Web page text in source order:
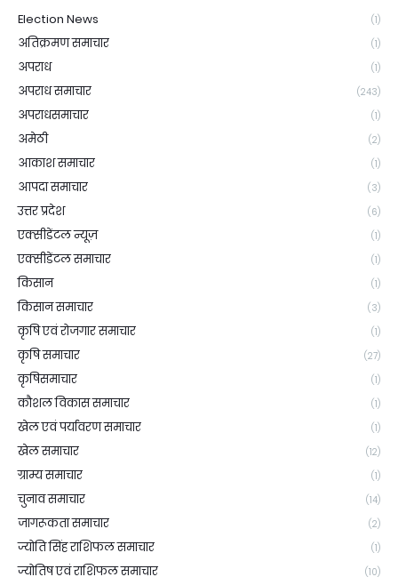
Election News (1)
अतिक्रमण समाचार (1)
अपराध (1)
अपराध समाचार (243)
अपराधसमाचार (1)
अमेठी (2)
आकाश समाचार (1)
आपदा समाचार (3)
उत्तर प्रदेश (6)
एक्सीडेंटल न्यूज़ (1)
एक्सीडेंटल समाचार (1)
किसान (1)
किसान समाचार (3)
कृषि एवं रोजगार समाचार (1)
कृषि समाचार (27)
कृषिसमाचार (1)
कौशल विकास समाचार (1)
खेल एवं पर्यावरण समाचार (1)
खेल समाचार (12)
ग्राम्य समाचार (1)
चुनाव समाचार (14)
जागरूकता समाचार (2)
ज्योति सिंह राशिफल समाचार (1)
ज्योतिष एवं राशिफल समाचार (10)